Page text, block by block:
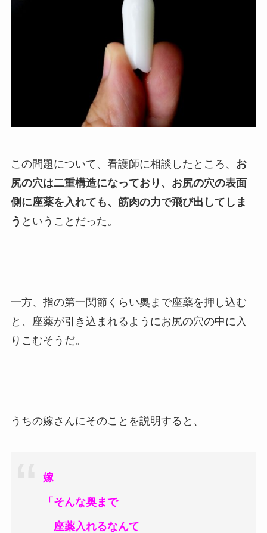
この問題について、看護師に相談したところ、 お
尻の穴は二重構造になっており、お尻の穴の表面
側に座薬を入れても、筋肉の力で飛び出してしま
う ということだった。
一方、指の第一関節くらい奥まで座薬を押し込む
と、座薬が引き込まれるようにお尻の穴の中に入
りこむそうだ。
うちの嫁さんにそのことを説明すると、
嫁
「そんな奥まで
座薬入れるなんて